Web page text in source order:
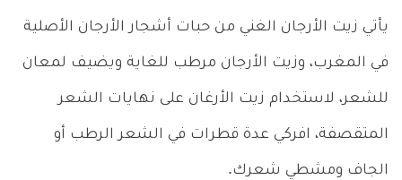
يأتي زيت الأرجان الغني من حبات أشجار الأرجان الأصلية
في المغرب، وزيت الأرجان مرطب للغاية ويضيف لمعان
للشعر، لاستخدام زيت الأرغان على نهايات الشعر
المتقصفة، افركي عدة قطرات في الشعر الرطب أو
الجاف ومشطي شعرك.